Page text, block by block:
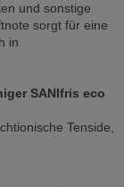
und sonstige
sorgt für eine
in
SANIfris eco
Tenside,